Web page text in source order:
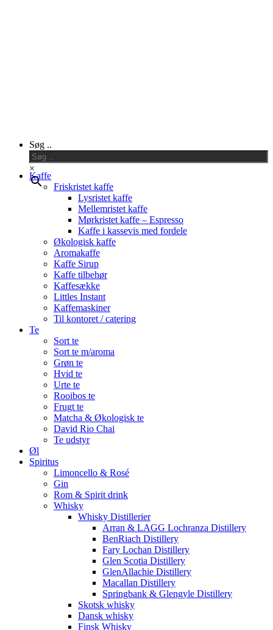
Menu
Søg ..
×
Kaffe
Friskristet kaffe
Lysristet kaffe
Mellemristet kaffe
Mørkristet kaffe – Espresso
Kaffe i kassevis med fordele
Økologisk kaffe
Aromakaffe
Kaffe Sirup
Kaffe tilbehør
Kaffesække
Littles Instant
Kaffemaskiner
Til kontoret / catering
Te
Sort te
Sort te m/aroma
Grøn te
Hvid te
Urte te
Rooibos te
Frugt te
Matcha & Økologisk te
David Rio Chai
Te udstyr
Øl
Spiritus
Limoncello & Rosé
Gin
Rom & Spirit drink
Whisky
Whisky Distillerier
Arran & LAGG Lochranza Distillery
BenRiach Distillery
Fary Lochan Distillery
Glen Scotia Distillery
GlenAllachie Distillery
Macallan Distillery
Springbank & Glengyle Distillery
Skotsk whisky
Dansk whisky
Finsk Whisky